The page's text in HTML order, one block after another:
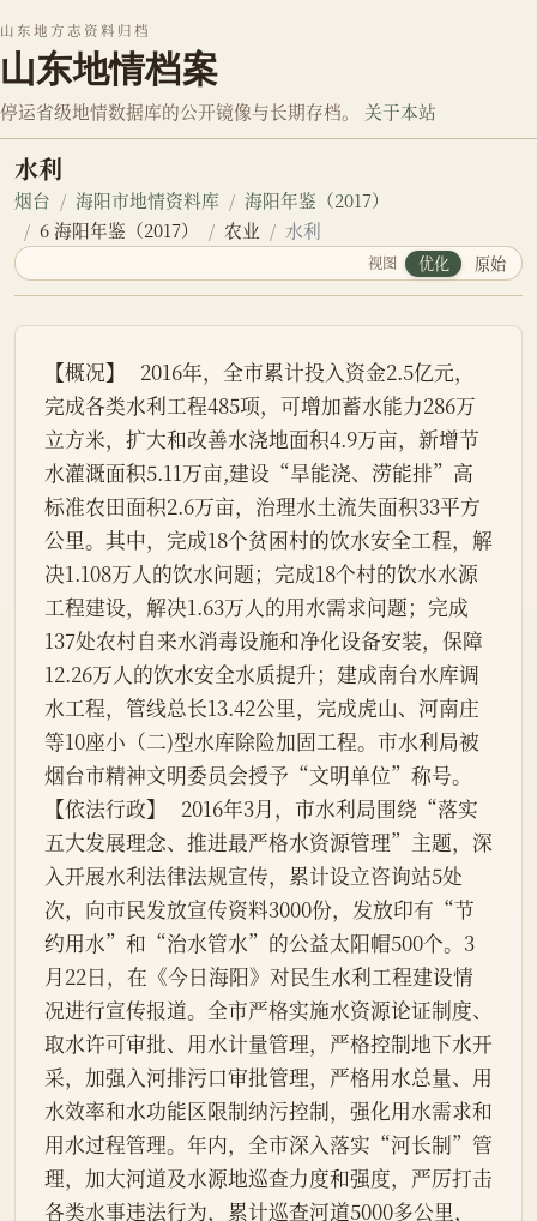
山东地方志资料归档
山东地情档案
停运省级地情数据库的公开镜像与长期存档。 关于本站
水利
烟台 海阳市地情资料库
海阳年鉴（2017）
6 海阳年鉴（2017）
农业 水利
视图 优化 原始
【概况】   2016年，全市累计投入资金2.5亿元，
完成各类水利工程485项，可增加蓄水能力286万
立方米，扩大和改善水浇地面积4.9万亩，新增节
水灌溉面积5.11万亩,建设“旱能浇、涝能排”高
标准农田面积2.6万亩，治理水土流失面积33平方
公里。其中，完成18个贫困村的饮水安全工程，解
决1.108万人的饮水问题；完成18个村的饮水水源
工程建设，解决1.63万人的用水需求问题；完成
137处农村自来水消毒设施和净化设备安装，保障
12.26万人的饮水安全水质提升；建成南台水库调
水工程，管线总长13.42公里，完成虎山、河南庄
等10座小（二)型水库除险加固工程。市水利局被
烟台市精神文明委员会授予“文明单位”称号。
【依法行政】   2016年3月，市水利局围绕“落实
五大发展理念、推进最严格水资源管理”主题，深
入开展水利法律法规宣传，累计设立咨询站5处
次，向市民发放宣传资料3000份，发放印有“节
约用水”和“治水管水”的公益太阳帽500个。3
月22日，在《今日海阳》对民生水利工程建设情
况进行宣传报道。全市严格实施水资源论证制度、
取水许可审批、用水计量管理，严格控制地下水开
采，加强入河排污口审批管理，严格用水总量、用
水效率和水功能区限制纳污控制，强化用水需求和
用水过程管理。年内，全市深入落实“河长制”管
理，加大河道及水源地巡查力度和强度，严厉打击
各类水事违法行为，累计巡查河道5000多公里，